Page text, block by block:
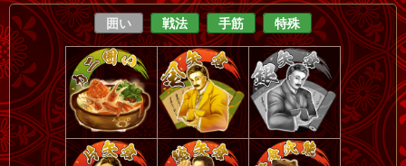
囲い 戦法 手筋 特殊